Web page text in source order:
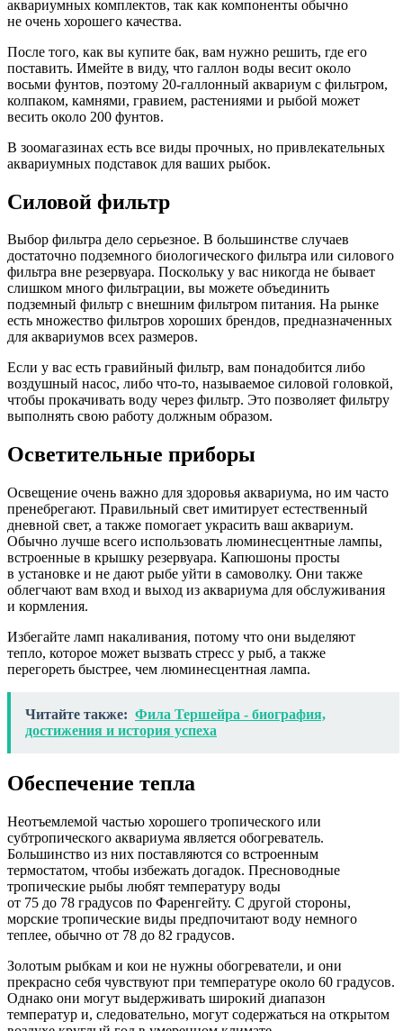
аквариумных комплектов, так как компоненты обычно
не очень хорошего качества.
После того, как вы купите бак, вам нужно решить, где его
поставить. Имейте в виду, что галлон воды весит около
восьми фунтов, поэтому 20-галлонный аквариум с фильтром,
колпаком, камнями, гравием, растениями и рыбой может
весить около 200 фунтов.
В зоомагазинах есть все виды прочных, но привлекательных
аквариумных подставок для ваших рыбок.
Силовой фильтр
Выбор фильтра дело серьезное. В большинстве случаев
достаточно подземного биологического фильтра или силового
фильтра вне резервуара. Поскольку у вас никогда не бывает
слишком много фильтрации, вы можете объединить
подземный фильтр с внешним фильтром питания. На рынке
есть множество фильтров хороших брендов, предназначенных
для аквариумов всех размеров.
Если у вас есть гравийный фильтр, вам понадобится либо
воздушный насос, либо что-то, называемое силовой головкой,
чтобы прокачивать воду через фильтр. Это позволяет фильтру
выполнять свою работу должным образом.
Осветительные приборы
Освещение очень важно для здоровья аквариума, но им часто
пренебрегают. Правильный свет имитирует естественный
дневной свет, а также помогает украсить ваш аквариум.
Обычно лучше всего использовать люминесцентные лампы,
встроенные в крышку резервуара. Капюшоны просты
в установке и не дают рыбе уйти в самоволку. Они также
облегчают вам вход и выход из аквариума для обслуживания
и кормления.
Избегайте ламп накаливания, потому что они выделяют
тепло, которое может вызвать стресс у рыб, а также
перегореть быстрее, чем люминесцентная лампа.
Читайте также: Фила Тершейра - биография,
достижения и история успеха
Обеспечение тепла
Неотъемлемой частью хорошего тропического или
субтропического аквариума является обогреватель.
Большинство из них поставляются со встроенным
термостатом, чтобы избежать догадок. Пресноводные
тропические рыбы любят температуру воды
от 75 до 78 градусов по Фаренгейту. С другой стороны,
морские тропические виды предпочитают воду немного
теплее, обычно от 78 до 82 градусов.
Золотым рыбкам и кои не нужны обогреватели, и они
прекрасно себя чувствуют при температуре около 60 градусов.
Однако они могут выдерживать широкий диапазон
температур и, следовательно, могут содержаться на открытом